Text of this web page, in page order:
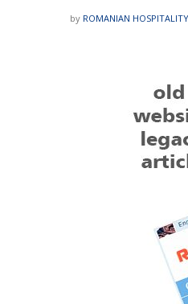
by ROMANIAN